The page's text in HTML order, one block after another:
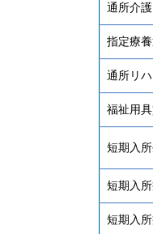
通所介護
指定療
通所リ
福祉用
短期入
短期入
短期入